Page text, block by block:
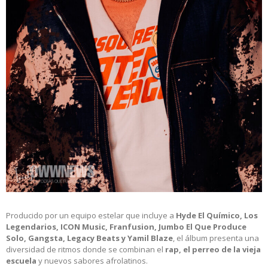
Producido por un equipo estelar que incluye a Hyde El Químico, Los
Legendarios, ICON Music, Franfusion, Jumbo El Que Produce
Solo, Gangsta, Legacy Beats y Yamil Blaze , el álbum presenta una
diversidad de ritmos donde se combinan el rap, el perreo de la vieja
escuela y nuevos sabores afrolatinos.